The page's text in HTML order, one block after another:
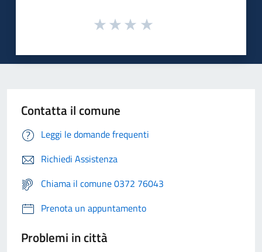
Contatta il comune
Leggi le domande frequenti
Richiedi Assistenza
Chiama il comune 0372 76043
Prenota un appuntamento
Problemi in città